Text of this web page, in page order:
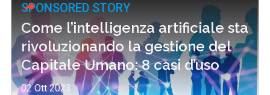
SPONSORED STORY
Come l’intelligenza artificiale sta
rivoluzionando la gestione del
Capitale Umano: 8 casi d’uso
02 Ott 2023